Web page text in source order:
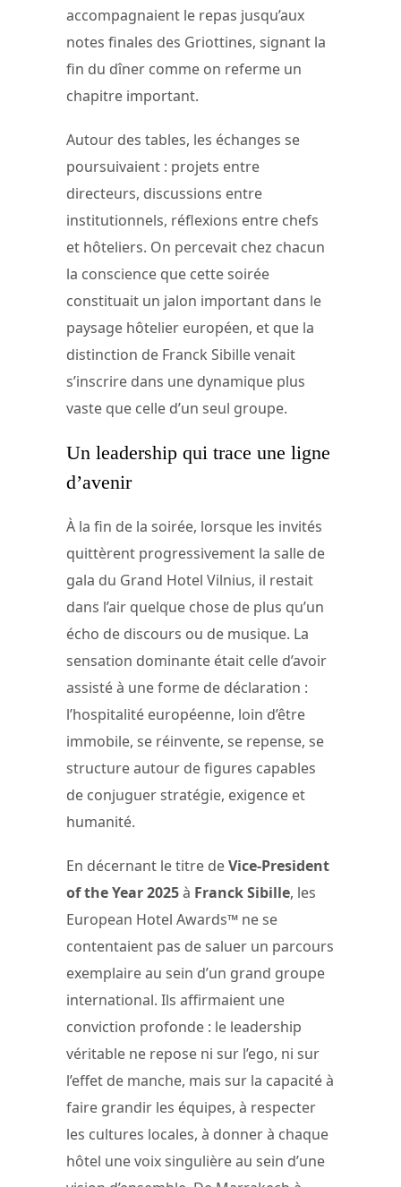
accompagnaient le repas jusqu’aux
notes finales des Griottines, signant la
fin du dîner comme on referme un
chapitre important.
Autour des tables, les échanges se
poursuivaient : projets entre
directeurs, discussions entre
institutionnels, réflexions entre chefs
et hôteliers. On percevait chez chacun
la conscience que cette soirée
constituait un jalon important dans le
paysage hôtelier européen, et que la
distinction de Franck Sibille venait
s’inscrire dans une dynamique plus
vaste que celle d’un seul groupe.
Un leadership qui trace une ligne
d’avenir
À la fin de la soirée, lorsque les invités
quittèrent progressivement la salle de
gala du Grand Hotel Vilnius, il restait
dans l’air quelque chose de plus qu’un
écho de discours ou de musique. La
sensation dominante était celle d’avoir
assisté à une forme de déclaration :
l’hospitalité européenne, loin d’être
immobile, se réinvente, se repense, se
structure autour de figures capables
de conjuguer stratégie, exigence et
humanité.
En décernant le titre deVice-President
of the Year 2025à Franck Sibille, les
European Hotel Awards™ ne se
contentaient pas de saluer un parcours
exemplaire au sein d’un grand groupe
international. Ils affirmaient une
conviction profonde : le leadership
véritable ne repose ni sur l’ego, ni sur
l’effet de manche, mais sur la capacité à
faire grandir les équipes, à respecter
les cultures locales, à donner à chaque
hôtel une voix singulière au sein d’une